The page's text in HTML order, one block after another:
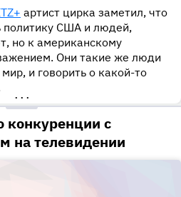
артист цирка заметил, что
политику США и людей,
но к американскому
Они такие же люди
и говорить о какой-то
•••
конкуренции с
на телевидении